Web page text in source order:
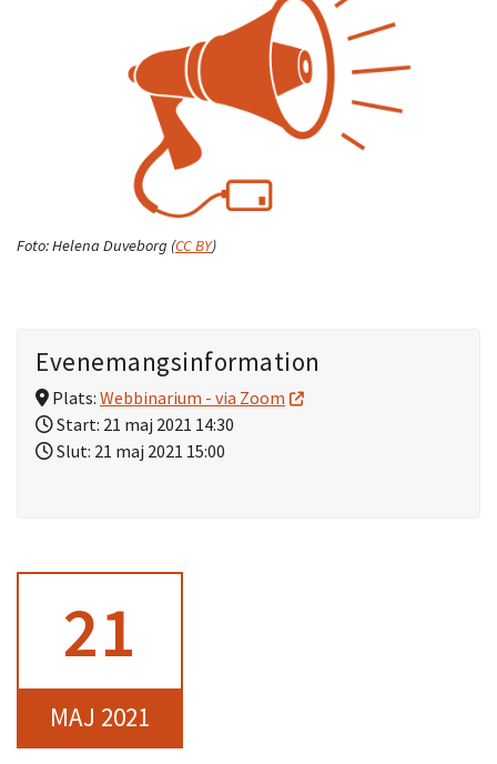
Foto:Helena Duveborg (CC BY)
Evenemangsinformation
Plats: Webbinarium - via Zoom
Start: 21 maj 2021 14:30
Slut: 21 maj 2021 15:00
21
MAJ 2021